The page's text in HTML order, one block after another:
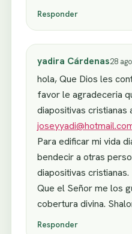
Responder
yadira Cárdenas28
hola, Que Dios les
favor le agradeceria
diapositivas
Para edificar mi vida
bendecir a otras
diapositivas cristianas.
Que el Señor me los
cobertura divina.
Responder